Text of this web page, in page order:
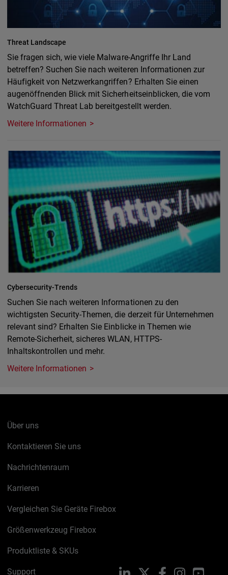
Threat Landscape
Sie fragen sich, wie viele Malware-Angriffe Ihr Land
betreffen? Suchen Sie nach weiteren Informationen zur
Häufigkeit von Netzwerkangriffen? Erhalten Sie einen
augenöffnenden Blick mit Sicherheitseinblicken, die vom
WatchGuard Threat Lab bereitgestellt werden.
Weitere Informationen
Cybersecurity-Trends
Suchen Sie nach weiteren Informationen zu den
wichtigsten Security-Themen, die derzeit für Unternehmen
relevant sind? Erhalten Sie Einblicke in Themen wie
Remote-Sicherheit, sicheres WLAN, HTTPS-
Inhaltskontrollen und mehr.
Weitere Informationen
Über uns
Kontaktieren Sie uns
Nachrichtenraum
Karrieren
Vergleichen Sie Geräte Firebox
Größenwerkzeug Firebox
Produktliste & SKUs
Support LinkedIn FacebookInstagram